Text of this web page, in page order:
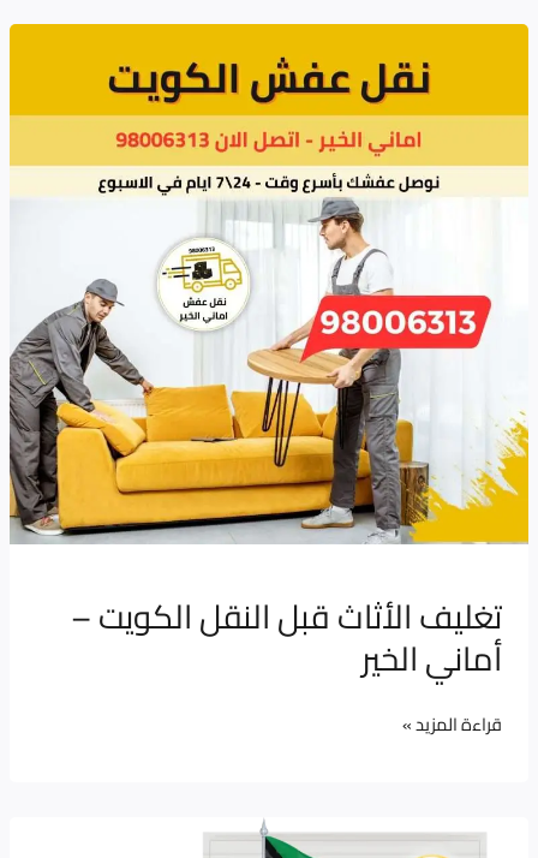
تغليف الأثاث قبل النقل الكويت –
أماني الخير
قبل
قراءة المزيد »
عمال